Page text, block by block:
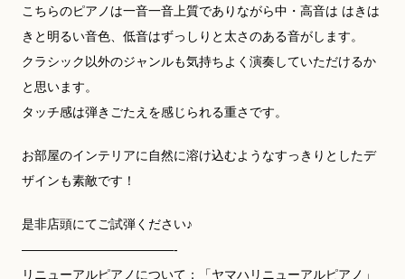
こちらのピアノは一音一音上質でありながら中・高音は はきは
きと明るい音色、低音はずっしりと太さのある音がします。
クラシック以外のジャンルも気持ちよく演奏していただけるか
と思います。
タッチ感は弾きごたえを感じられる重さです。
お部屋のインテリアに自然に溶け込むようなすっきりとしたデ
ザインも素敵です！
是非店頭にてご試弾ください♪
————————————-
リニューアルピアノについて；「ヤマハリニューアルピアノ」